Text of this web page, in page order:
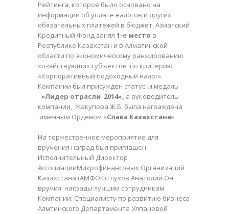
Рейтинга, которое было основано на
информации об уплате налогов и других
обязательных платежей в бюджет, Азиатский
Кредитный Фонд занял 1-е место в
Республике Казахстан и в Алматинской
области по экономическому ранжированию
хозяйствующих субъектов по критерию
«Корпоративный подоходный налог».
Компании был присужден статус и медаль
«Лидер отрасли 2014», а руководитель
компании, Жакупова Ж.Б. была награждена
именным Орденом «Слава Казахстана».
На торжественное мероприятие для
вручения наград был приглашен
Исполнительный Директор
АссоциацииМикрофинансовых Организаций
Казахстана (АМФОК) Глухов Анатолий.Он
вручил награды лучшим сотрудникам
Компании: Специалисту по развитию бизнеса
Алмтинского Департамента Улпановой